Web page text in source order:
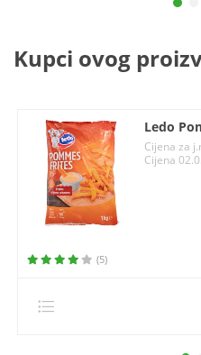
Kupci ovog
Ledo
Cijena za
Cijena
(5)